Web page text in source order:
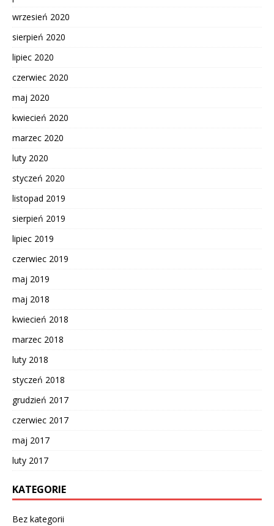
wrzesień 2020
sierpień 2020
lipiec 2020
czerwiec 2020
maj 2020
kwiecień 2020
marzec 2020
luty 2020
styczeń 2020
listopad 2019
sierpień 2019
lipiec 2019
czerwiec 2019
maj 2019
maj 2018
kwiecień 2018
marzec 2018
luty 2018
styczeń 2018
grudzień 2017
czerwiec 2017
maj 2017
luty 2017
KATEGORIE
Bez kategorii